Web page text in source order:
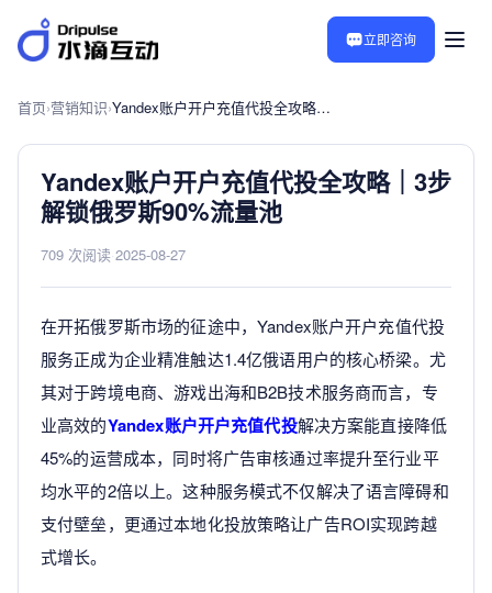
立即咨询
首页›营销知识› Yandex账户开户充值代投全攻略｜3步解锁俄罗斯90%流量池
Yandex账户开户充值代投全攻略｜3步
解锁俄罗斯90%流量池
709 次阅读 2025-08-27
在开拓俄罗斯市场的征途中，Yandex账户开户充值代投
服务正成为企业精准触达1.4亿俄语用户的核心桥梁。尤
其对于跨境电商、游戏出海和B2B技术服务商而言，专
业高效的Yandex账户开户充值代投解决方案能直接降低
45%的运营成本，同时将广告审核通过率提升至行业平
均水平的2倍以上。这种服务模式不仅解决了语言障碍和
支付壁垒，更通过本地化投放策略让广告ROI实现跨越
式增长。